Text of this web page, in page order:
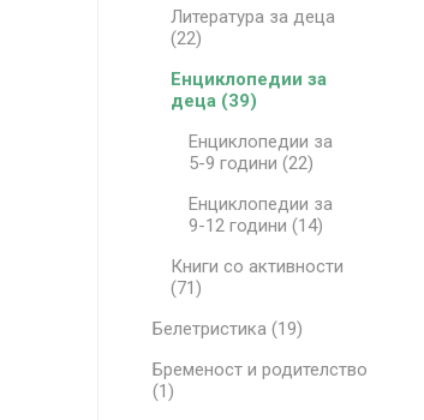
Литература за деца
(22)
Енциклопедии за
деца (39)
Енциклопедии за
5-9 години (22)
Енциклопедии за
9-12 години (14)
Книги со активности
(71)
Белетристика (19)
Бременост и родителство
(1)